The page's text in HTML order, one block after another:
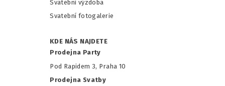
Svatební výzdoba
Svatební fotogalerie
KDE NÁS NAJDETE
Prodejna Party
Pod Rapidem 3, Praha 10
Prodejna Svatby